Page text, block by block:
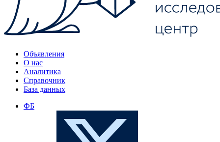
Объявления
О нас
Аналитика
Справочник
База данных
ФБ